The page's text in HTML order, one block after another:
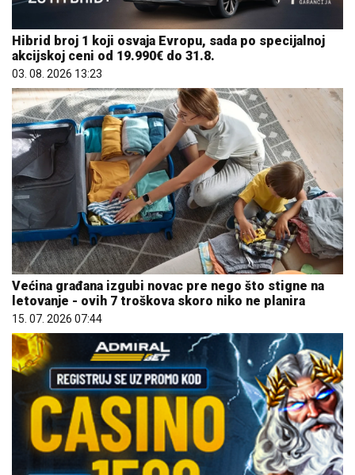
Hibrid broj 1 koji osvaja Evropu, sada po specijalnoj
akcijskoj ceni od 19.990€ do 31.8.
03. 08. 2026 13:23
Većina građana izgubi novac pre nego što stigne na
letovanje - ovih 7 troškova skoro niko ne planira
15. 07. 2026 07:44